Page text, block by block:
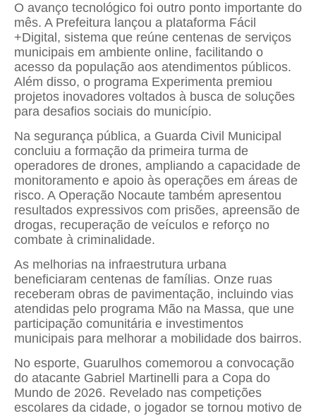
O avanço tecnológico foi outro ponto importante do
mês. A Prefeitura lançou a plataforma Fácil
+Digital, sistema que reúne centenas de serviços
municipais em ambiente online, facilitando o
acesso da população aos atendimentos públicos.
Além disso, o programa Experimenta premiou
projetos inovadores voltados à busca de soluções
para desafios sociais do município.
Na segurança pública, a Guarda Civil Municipal
concluiu a formação da primeira turma de
operadores de drones, ampliando a capacidade de
monitoramento e apoio às operações em áreas de
risco. A Operação Nocaute também apresentou
resultados expressivos com prisões, apreensão de
drogas, recuperação de veículos e reforço no
combate à criminalidade.
As melhorias na infraestrutura urbana
beneficiaram centenas de famílias. Onze ruas
receberam obras de pavimentação, incluindo vias
atendidas pelo programa Mão na Massa, que une
participação comunitária e investimentos
municipais para melhorar a mobilidade dos bairros.
No esporte, Guarulhos comemorou a convocação
do atacante Gabriel Martinelli para a Copa do
Mundo de 2026. Revelado nas competições
escolares da cidade, o jogador se tornou motivo de